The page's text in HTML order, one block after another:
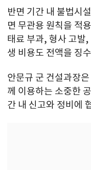
반면 기간 내 불법시
면 무관용 원칙을 적
태료 부과, 형사 고발
생 비용도 전액을 징
안문규 군 건설과장
께 이용하는 소중한
간 내 신고와 정비에